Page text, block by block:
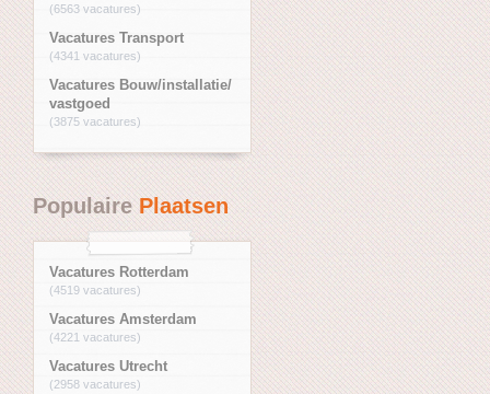
(6563 vacatures)
Vacatures Transport
(4341 vacatures)
Vacatures Bouw/installatie/
vastgoed
(3875 vacatures)
PopulairePlaatsen
Vacatures Rotterdam
(4519 vacatures)
Vacatures Amsterdam
(4221 vacatures)
Vacatures Utrecht
(2958 vacatures)